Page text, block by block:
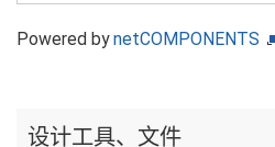
Powered bynetCOMPONENTS
设计工具、文件